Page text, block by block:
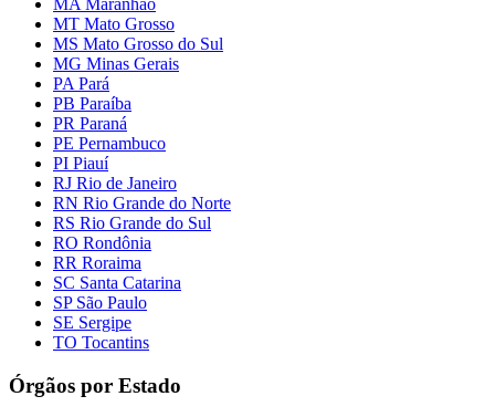
MA Maranhão
MT Mato Grosso
MS Mato Grosso do Sul
MG Minas Gerais
PA Pará
PB Paraíba
PR Paraná
PE Pernambuco
PI Piauí
RJ Rio de Janeiro
RN Rio Grande do Norte
RS Rio Grande do Sul
RO Rondônia
RR Roraima
SC Santa Catarina
SP São Paulo
SE Sergipe
TO Tocantins
Órgãos por Estado